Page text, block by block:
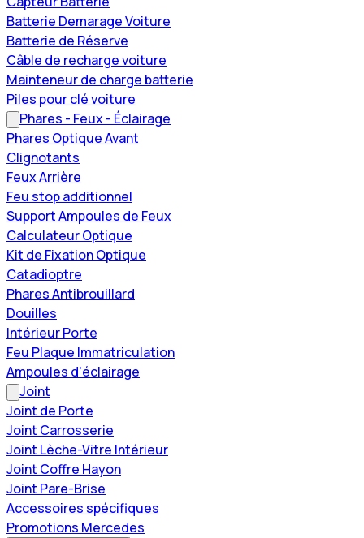
Batterie Demarage Voiture
Batterie de Réserve
Câble de recharge voiture
Mainteneur de charge batterie
Piles pour clé voiture
Phares - Feux - Éclairage
Phares Optique Avant
Clignotants
Feux Arrière
Feu stop additionnel
Support Ampoules de Feux
Calculateur Optique
Kit de Fixation Optique
Catadioptre
Phares Antibrouillard
Douilles
Intérieur Porte
Feu Plaque Immatriculation
Ampoules d'éclairage
Joint
Joint de Porte
Joint Carrosserie
Joint Lèche-Vitre Intérieur
Joint Coffre Hayon
Joint Pare-Brise
Accessoires spécifiques
Promotions Mercedes